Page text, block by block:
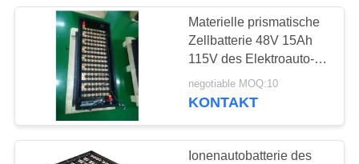
QUALITÄTSKONTROLLE
TRETEN
UNS
Schrank zur
Speicherung von
Energie
52
Materielle prismatische
Zellbatterie 48V 15Ah
115V des Elektroauto-
NCM stark
negotiable MOQ:10
KONTAKT
Ionenautobatterie des